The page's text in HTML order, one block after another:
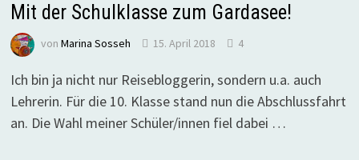
Mit der Schulklasse zum Gardasee!
von Marina Sosseh 15. April 2018 4
Ich bin ja nicht nur Reisebloggerin, sondern u.a. auch
Lehrerin. Für die 10. Klasse stand nun die Abschlussfahrt
an. Die Wahl meiner Schüler/innen fiel dabei …